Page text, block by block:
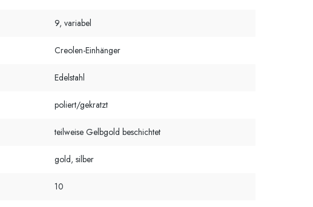
9, variabel
Creolen-Einhänger
Edelstahl
poliert/gekratzt
teilweise Gelbgold beschichtet
gold, silber
10